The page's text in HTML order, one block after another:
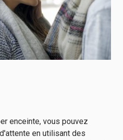
enceinte, vous pouvez
en utilisant des